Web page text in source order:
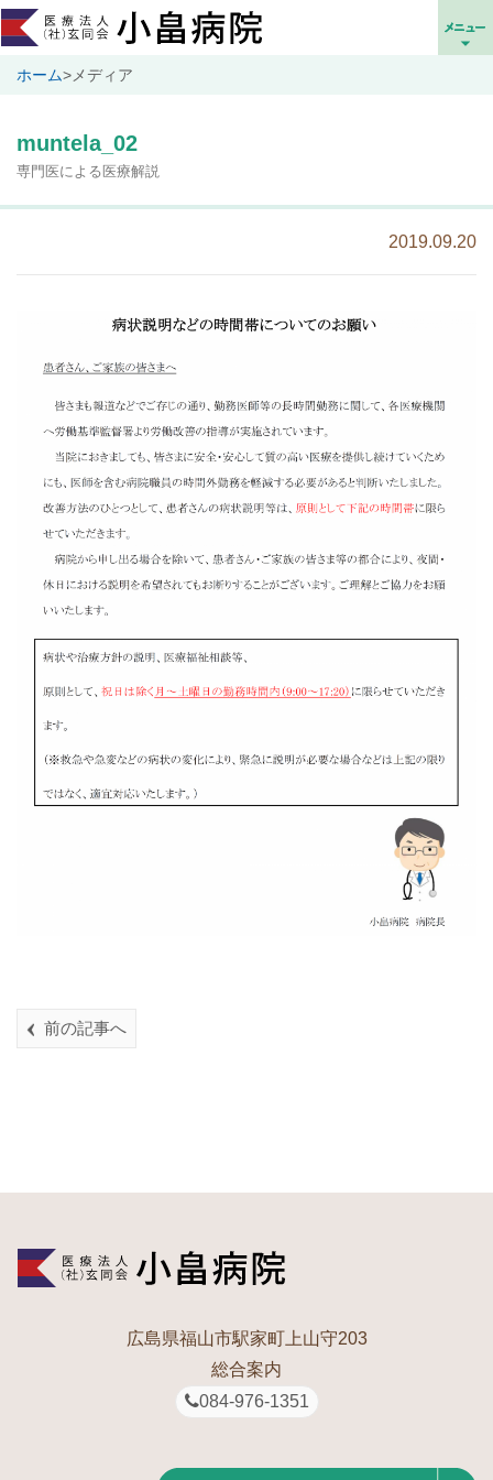
ホーム> メディア
muntela_02
専門医による医療解説
2019.09.20
前の記事へ
広島県福山市駅家町上山守203
総合案内
084-976-1351